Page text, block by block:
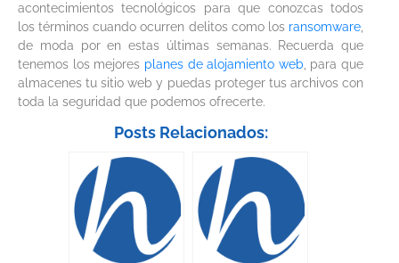
acontecimientos tecnológicos para que conozcas todos
los términos cuando ocurren delitos como los ransomware
de moda por en estas últimas semanas. Recuerda que
tenemos los mejores planes de alojamiento web , para que
almacenes tu sitio web y puedas proteger tus archivos con
toda la seguridad que podemos ofrecerte.
Posts Relacionados: